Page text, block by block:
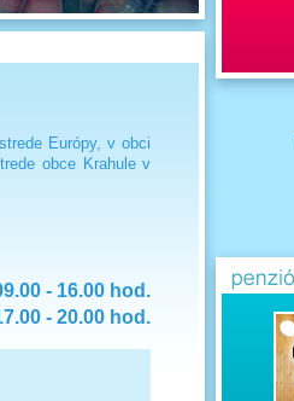
Európy, v obci
obce Krahule v
- 16.00 hod.
- 20.00 hod.